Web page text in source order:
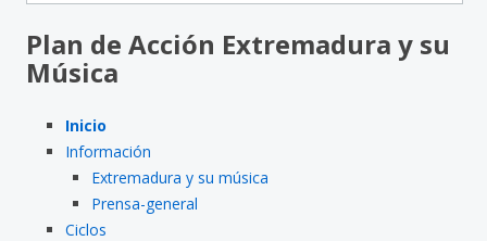
Plan de Acción Extremadura y su
Música
Inicio
Información
Extremadura y su música
Prensa-general
Ciclos